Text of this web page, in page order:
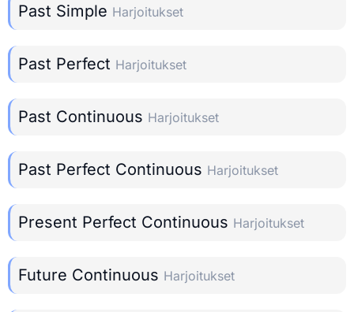
Past Simple Harjoitukset
Past Perfect Harjoitukset
Past Continuous Harjoitukset
Past Perfect Continuous Harjoitukset
Present Perfect Continuous Harjoitukset
Future Continuous Harjoitukset